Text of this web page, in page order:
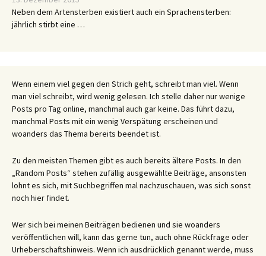
Neben dem Artensterben existiert auch ein Sprachensterben:
jährlich stirbt eine …
Wenn einem viel gegen den Strich geht, schreibt man viel. Wenn
man viel schreibt, wird wenig gelesen. Ich stelle daher nur wenige
Posts pro Tag online, manchmal auch gar keine. Das führt dazu,
manchmal Posts mit ein wenig Verspätung erscheinen und
woanders das Thema bereits beendet ist.
Zu den meisten Themen gibt es auch bereits ältere Posts. In den
„Random Posts“ stehen zufällig ausgewählte Beiträge, ansonsten
lohnt es sich, mit Suchbegriffen mal nachzuschauen, was sich sonst
noch hier findet.
Wer sich bei meinen Beiträgen bedienen und sie woanders
veröffentlichen will, kann das gerne tun, auch ohne Rückfrage oder
Urheberschaftshinweis. Wenn ich ausdrücklich genannt werde, muss